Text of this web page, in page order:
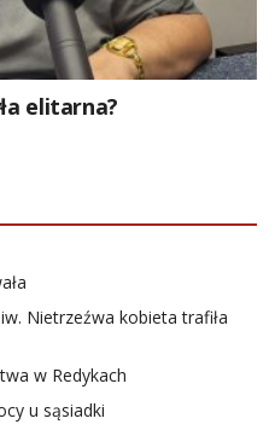
elitarna?
Nietrzeźwa kobieta trafiła
w Redykach
u sąsiadki